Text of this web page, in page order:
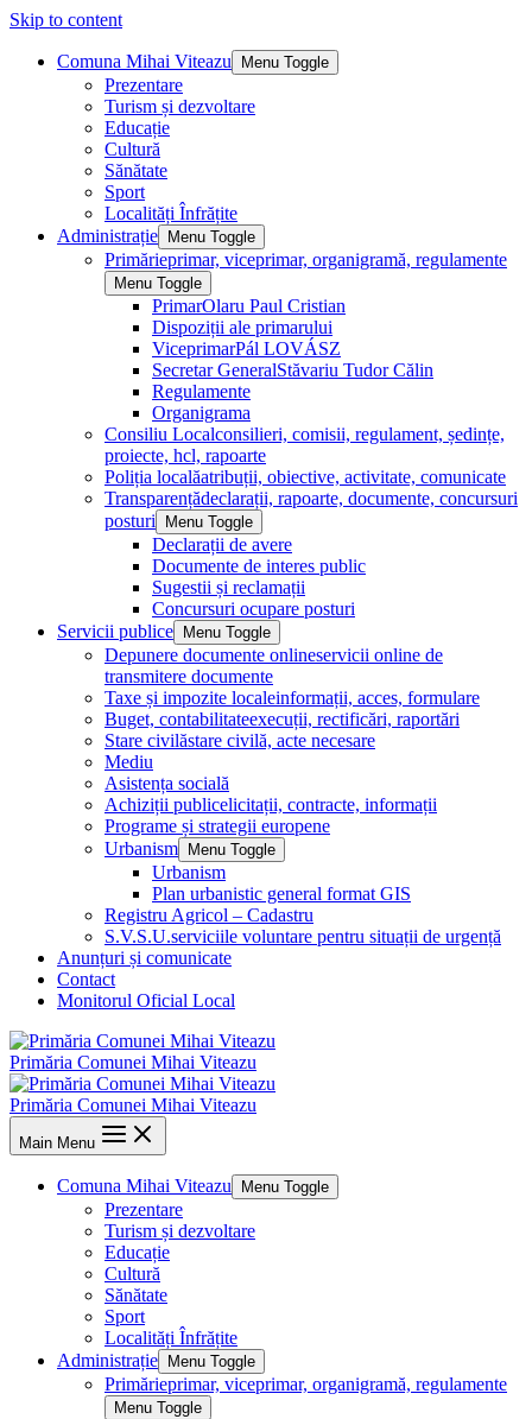
Skip to content
Comuna Mihai Viteazu Menu Toggle
Prezentare
Turism și dezvoltare
Educație
Cultură
Sănătate
Sport
Localități Înfrățite
Administrație
Menu Toggle
Primărieprimar, viceprimar, organigramă, regulamente
Menu Toggle
PrimarOlaru Paul Cristian
Dispoziții ale primarului
ViceprimarPál LOVÁSZ
Secretar GeneralStăvariu Tudor Călin
Regulamente
Organigrama
Consiliu Localconsilieri, comisii, regulament, ședințe,
proiecte, hcl, rapoarte
Poliția localăatribuții, obiective, activitate, comunicate
Transparențădeclarații, rapoarte, documente, concursuri
posturi
Menu Toggle
Declarații de avere
Documente de interes public
Sugestii și reclamații
Concursuri ocupare posturi
Servicii publice
Menu Toggle
Depunere documente onlineservicii online de
transmitere documente
Taxe și impozite localeinformații, acces, formulare
Buget, contabilitateexecuții, rectificări, raportări
Stare civilăstare civilă, acte necesare
Mediu
Asistența socială
Achiziții publicelicitații, contracte, informații
Programe și strategii europene
Urbanism
Menu Toggle
Urbanism
Plan urbanistic general format GIS
Registru Agricol – Cadastru
S.V.S.U.serviciile voluntare pentru situații de urgență
Anunțuri și comunicate
Contact
Monitorul Oficial Local
Primăria Comunei Mihai Viteazu
Primăria Comunei Mihai Viteazu
Main Menu
Comuna Mihai Viteazu Menu Toggle
Prezentare
Turism și dezvoltare
Educație
Cultură
Sănătate
Sport
Localități Înfrățite
Administrație
Menu Toggle
Primărieprimar, viceprimar, organigramă, regulamente
Menu Toggle